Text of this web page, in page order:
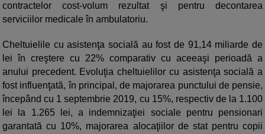
contractelor cost-volum rezultat şi pentru decontarea
serviciilor medicale în ambulatoriu.
Cheltuielile cu asistenţa socială au fost de 91,14 miliarde de
lei în creştere cu 22% comparativ cu aceeaşi perioadă a
anului precedent. Evoluţia cheltuielilor cu asistenţa socială a
fost influenţată, în principal, de majorarea punctului de pensie,
începând cu 1 septembrie 2019, cu 15%, respectiv de la 1.100
lei la 1.265 lei, a indemnizaţiei sociale pentru pensionari
garantată cu 10%, majorarea alocaţiilor de stat pentru copii